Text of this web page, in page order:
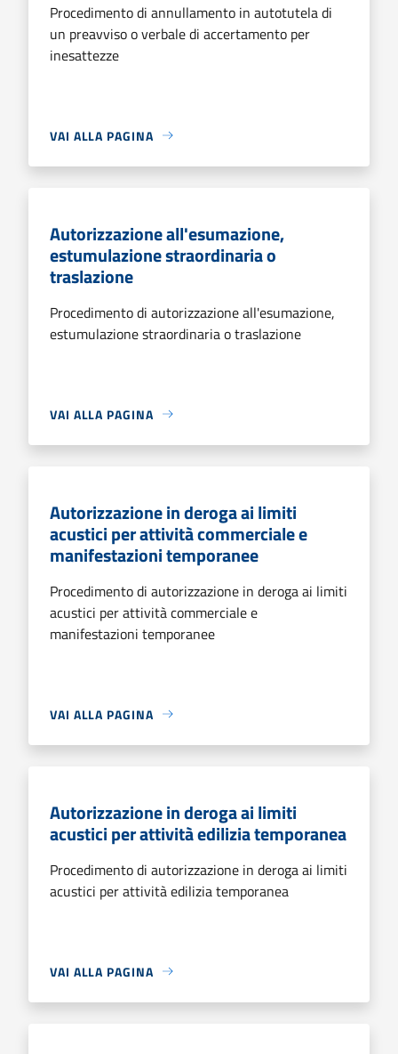
Procedimento di annullamento in autotutela di
un preavviso o verbale di accertamento per
inesattezze
VAI ALLA PAGINA
Autorizzazione all'esumazione,
estumulazione straordinaria o
traslazione
Procedimento di autorizzazione all'esumazione,
estumulazione straordinaria o traslazione
VAI ALLA PAGINA
Autorizzazione in deroga ai limiti
acustici per attività commerciale e
manifestazioni temporanee
Procedimento di autorizzazione in deroga ai limiti
acustici per attività commerciale e
manifestazioni temporanee
VAI ALLA PAGINA
Autorizzazione in deroga ai limiti
acustici per attività edilizia temporanea
Procedimento di autorizzazione in deroga ai limiti
acustici per attività edilizia temporanea
VAI ALLA PAGINA